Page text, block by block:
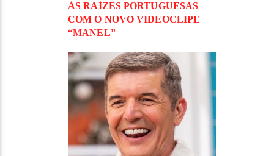
ÀS RAÍZES PORTUGUESAS
COM O NOVO VIDEOCLIPE
“MANEL”